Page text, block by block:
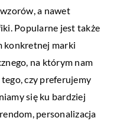
a nawet
Popularne jest także
konkretnej marki
na którym nam
czy preferujemy
się ku bardziej
personalizacja